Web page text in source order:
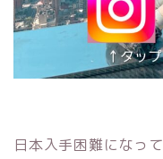
日本入手困難になっ